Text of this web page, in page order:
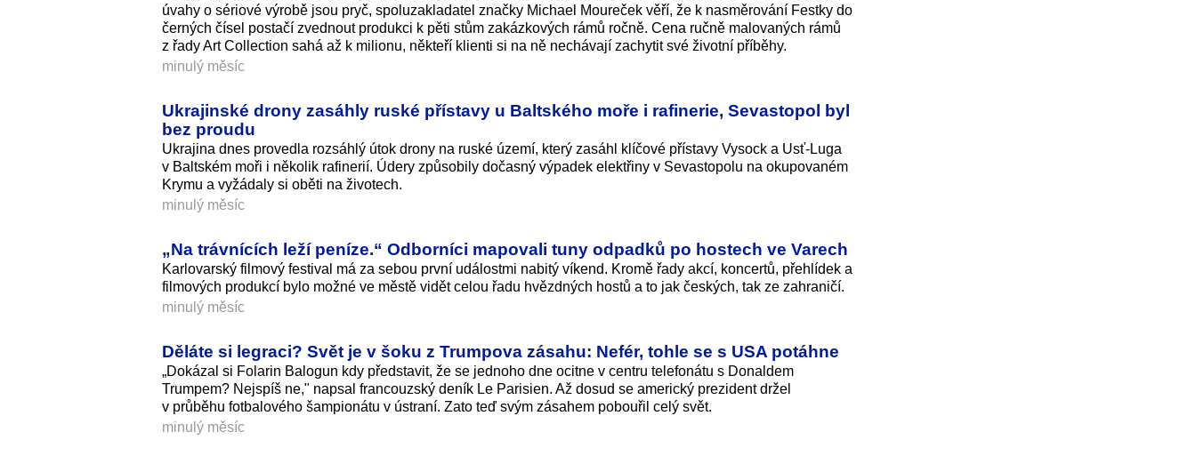
úvahy o sériové výrobě jsou pryč, spoluzakladatel značky Michael Moureček věří, že k nasměrování Festky do
černých čísel postačí zvednout produkci k pěti stům zakázkových rámů ročně. Cena ručně malovaných rámů
z řady Art Collection sahá až k milionu, někteří klienti si na ně nechávají zachytit své životní příběhy.
minulý měsíc
Ukrajinské drony zasáhly ruské přístavy u Baltského moře i rafinerie, Sevastopol byl
bez proudu
Ukrajina dnes provedla rozsáhlý útok drony na ruské území, který zasáhl klíčové přístavy Vysock a Usť-Luga
v Baltském moři i několik rafinerií. Údery způsobily dočasný výpadek elektřiny v Sevastopolu na okupovaném
Krymu a vyžádaly si oběti na životech.
minulý měsíc
„Na trávnících leží peníze.“ Odborníci mapovali tuny odpadků po hostech ve Varech
Karlovarský filmový festival má za sebou první událostmi nabitý víkend. Kromě řady akcí, koncertů, přehlídek a
filmových produkcí bylo možné ve městě vidět celou řadu hvězdných hostů a to jak českých, tak ze zahraničí.
minulý měsíc
Děláte si legraci? Svět je v šoku z Trumpova zásahu: Nefér, tohle se s USA potáhne
„Dokázal si Folarin Balogun kdy představit, že se jednoho dne ocitne v centru telefonátu s Donaldem
Trumpem? Nejspíš ne," napsal francouzský deník Le Parisien. Až dosud se americký prezident držel
v průběhu fotbalového šampionátu v ústraní. Zato teď svým zásahem pobouřil celý svět.
minulý měsíc